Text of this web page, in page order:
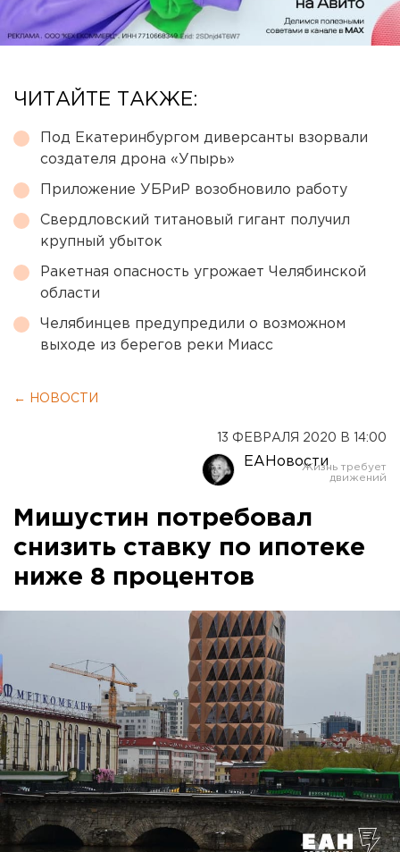
ЧИТАЙТЕ ТАКЖЕ:
Под Екатеринбургом диверсанты взорвали
создателя дрона «Упырь»
Приложение УБРиР возобновило работу
Свердловский титановый гигант получил
крупный убыток
Ракетная опасность угрожает Челябинской
области
Челябинцев предупредили о возможном
выходе из берегов реки Миасс
← НОВОСТИ
13 ФЕВРАЛЯ 2020 В 14:00
ЕАНовости
Мишустин потребовал
снизить ставку по ипотеке
ниже 8 процентов